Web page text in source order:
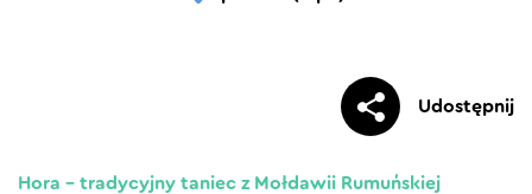
Udostępnij
Hora – tradycyjny taniec z Mołdawii Rumuńskiej